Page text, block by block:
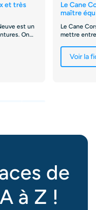
et très
est un
On
Le Cane
maître
Le Cane
mettre
Voir la
de
à Z !